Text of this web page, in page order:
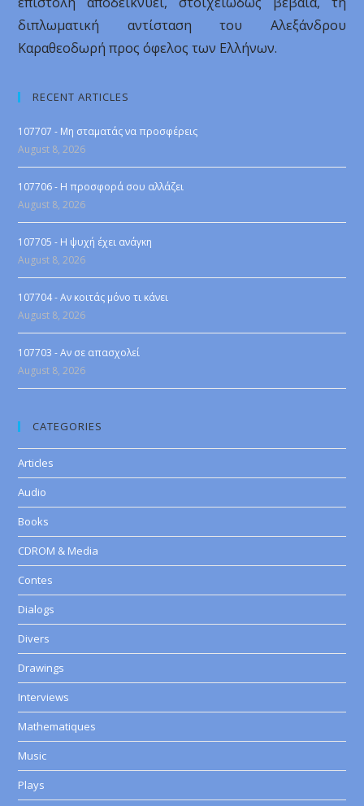
διπλωματική αντίσταση του Αλεξάνδρου
Καραθεοδωρή προς όφελος των Ελλήνων.
RECENT ARTICLES
107707 - Μη σταματάς να προσφέρεις
August 8, 2026
107706 - Η προσφορά σου αλλάζει
August 8, 2026
107705 - Η ψυχή έχει ανάγκη
August 8, 2026
107704 - Αν κοιτάς μόνο τι κάνει
August 8, 2026
107703 - Αν σε απασχολεί
August 8, 2026
CATEGORIES
Articles
Audio
Books
CDROM & Media
Contes
Dialogs
Divers
Drawings
Interviews
Mathematiques
Music
Plays